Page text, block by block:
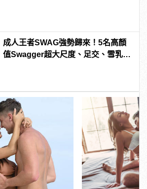
成人王者SWAG強勢歸來！5名高顏
值Swagger超大尺度、足交、雪乳、